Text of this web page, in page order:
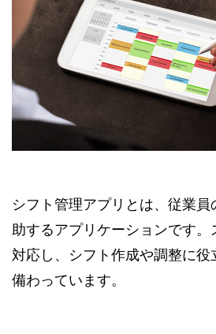
シフト管理アプリとは、従業員
助するアプリケーションです。
対応し、シフト作成や調整に役
備わっています。